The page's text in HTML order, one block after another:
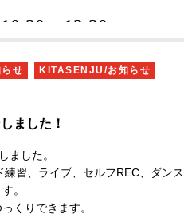
10:30 12:30
受講あり（30分程度
または
音楽理論講師）
せ
KITASENJU/お知らせ
ました！
した。
習、ライブ、セルフREC、ダン
。
くりできます。